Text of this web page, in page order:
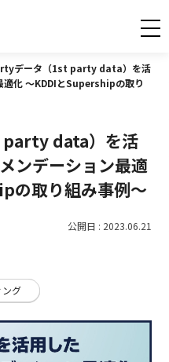
データ（1st party data）を活
適化 〜KDDIとSupershipの取り
data）を活
ンデーション最適
の取り組み事例〜
公開日 : 2023.06.21
ング